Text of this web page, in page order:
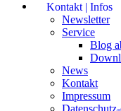
Kontakt | Infos
Newsletter
Service
Blog
News
Kontakt
Impressum